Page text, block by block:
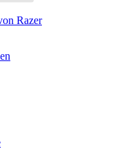
Razer